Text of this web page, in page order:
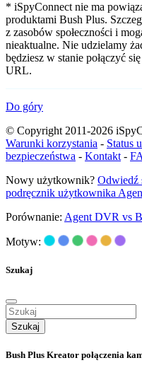
* iSpyConnect nie ma
produktami Bush Plus.
z zasobów społeczności i
nieaktualne. Nie udzielamy
będziesz w stanie połączyć
URL.
Do góry
© Copyright 2011-2026
Warunki korzystania - Status
bezpieczeństwa - Kontakt -
Nowy użytkownik? Odwiedź
podręcznik użytkownika
Porównanie: Agent DVR vs
Motyw:
Szukaj
Szukaj
Bush Plus Kreator połączenia